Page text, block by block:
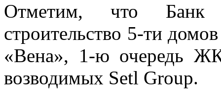
Отметим, что Банк
строительство 5-ти
«Вена», 1-ю очередь
возводимых Setl Group.